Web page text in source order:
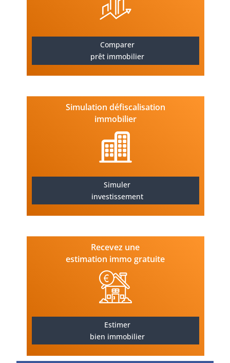
Comparer
prêt immobilier
Simulation défiscalisation
immobilier
Simuler
investissement
Recevez une
estimation immo gratuite
Estimer
bien immobilier